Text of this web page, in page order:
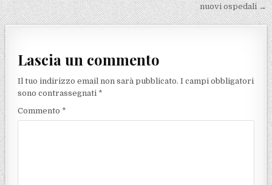
nuovi ospedali →
Lascia un commento
Il tuo indirizzo email non sarà pubblicato. I campi obbligatori
sono contrassegnati *
Commento *